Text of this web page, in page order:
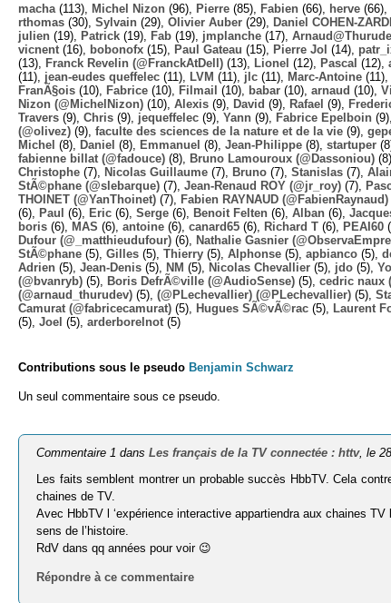
macha (113), Michel Nizon (96), Pierre (85), Fabien (66), herve (66),
rthomas (30), Sylvain (29), Olivier Auber (29), Daniel COHEN-ZARDI
julien (19), Patrick (19), Fab (19), jmplanche (17),
vicnent (16), bobonofx (15), Paul Gateau (15), Pierre Jol (14),
(13),
Franck Revelin (@FranckAtDell) (13), Lionel (12), Pascal (12),
(11), jean-eudes queffelec (11), LVM (11), jlc (11), Marc-Antoine (11),
FranÃ§ois (10), Fabrice (10), Filmail (10), babar (10), arnaud (10),
Nizon (@MichelNizon) (10), Alexis (9), David (9), Rafael (9),
Travers (9), Chris (9), jequeffelec (9), Yann (9), Fabrice Epelboin (9),
(@olivez) (9), faculte des sciences de la nature et de la vie (9),
Michel (8), Daniel (8), Emmanuel (8), Jean-Philippe (8), startuper
fabienne billat (@fadouce) (8), Bruno Lamouroux (@Dassoniou)
Christophe (7), Nicolas Guillaume (7), Bruno (7), Stanislas (7),
StÃ©phane (@slebarque) (7), Jean-Renaud ROY (@jr_roy) (7),
THOINET (@YanThoinet) (7), Fabien RAYNAUD (@FabienRaynaud)
(6),
Paul (6), Eric (6), Serge (6), Benoit Felten (6), Alban (6),
boris (6), MAS (6), antoine (6), canard65 (6), Richard T (6), PEAI60
Dufour (@_matthieudufour) (6), Nathalie Gasnier
StÃ©phane (5), Gilles (5), Thierry (5), Alphonse (5), apbianco (5),
Adrien (5), Jean-Denis (5), NM (5), Nicolas Chevallier (5), jdo (5),
(@bvanryb) (5), Boris DefrÃ©ville (@AudioSense) (5), cedric naux
(@arnaud_thurudev) (5), (@PLechevallier) (@PLechevallier) (5),
Camurat (@fabricecamurat) (5), Hugues SÃ©vÃ©rac (5), Laurent
(5), Joel (5), arderborelnot (5)
Contributions sous le pseudo Benjamin Schwarz
Un seul commentaire sous ce pseudo.
Commentaire 1 dansLes français de la TV connectée : httv, le
Les faits semblent montrer un probable succès HbbTV. Cela
chaines de TV.
Avec HbbTV l ‘expérience interactive appartiendra aux chaines
sens de l’histoire.
RdV dans qq années pour voir 😉
Répondre à ce commentaire